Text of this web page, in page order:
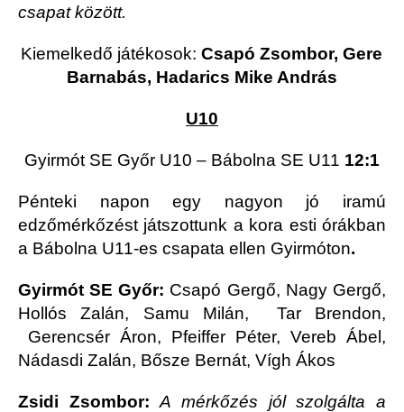
csapat között.
Kiemelkedő játékosok:Csapó Zsombor, Gere
Barnabás, Hadarics Mike András
U10
Gyirmót SE Győr U10 – Bábolna SE U11 12:1
Pénteki napon egy nagyon jó iramú
edzőmérkőzést játszottunk a kora esti órákban
a Bábolna U11-es csapata ellen Gyirmóton.
Gyirmót SE Győr: Csapó Gergő, Nagy Gergő,
Hollós Zalán, Samu Milán, Tar Brendon,
Gerencsér Áron, Pfeiffer Péter, Vereb Ábel,
Nádasdi Zalán, Bősze Bernát, Vígh Ákos
Zsidi Zsombor: A mérkőzés jól szolgálta a